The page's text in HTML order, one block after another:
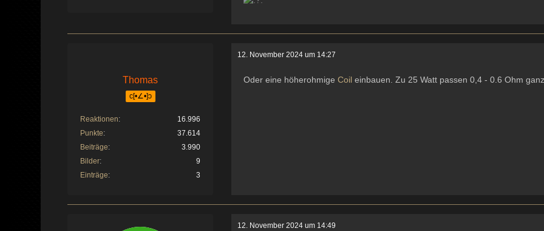
Thomas
c[•∠•]ɔ
Reaktionen
16.996
Punkte
37.614
Beiträge
3.990
Bilder
9
Einträge
3
12. November 2024 um 14:27
Oder eine höherohmigeCoil einbauen. Zu 25 Watt passen 0,4 - 0.6 Ohm
12. November 2024 um 14:49